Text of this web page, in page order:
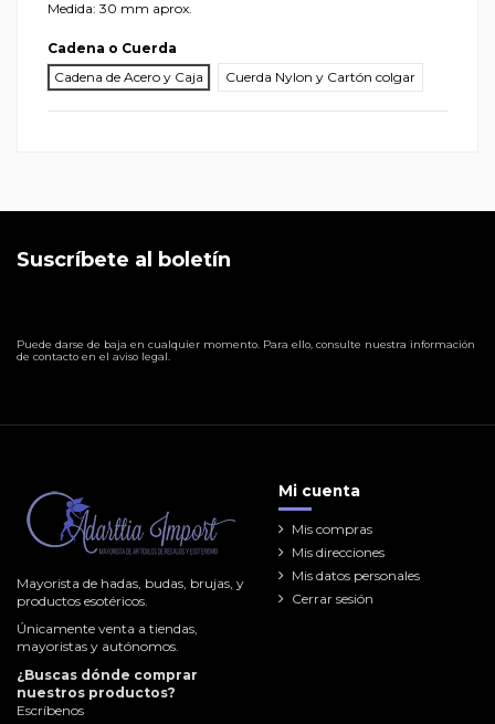
Medida: 30 mm aprox.
Cadena o Cuerda
Cadena de Acero y Caja
Cuerda Nylon y Cartón colgar
Suscríbete al boletín
Puede darse de baja en cualquier momento. Para ello, consulte nuestra información
de contacto en el aviso legal.
Mayorista de hadas, budas, brujas, y
productos esotéricos.
Únicamente venta a tiendas,
mayoristas y autónomos.
¿Buscas dónde comprar
nuestros productos?
Escríbenos
Mi cuenta
Mis compras
Mis direcciones
Mis datos personales
Cerrar sesión